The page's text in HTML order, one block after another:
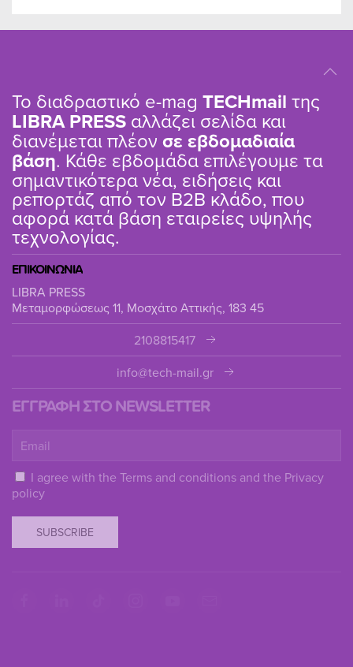
Το διαδραστικό e-mag TΕCHmail της
LIBRA PRESS αλλάζει σελίδα και
διανέμεται πλέον σε εβδομαδιαία
βάση. Κάθε εβδομάδα επιλέγουμε τα
σημαντικότερα νέα, ειδήσεις και
ρεπορτάζ από τον B2B κλάδο, που
αφορά κατά βάση εταιρείες υψηλής
τεχνολογίας.
ΕΠΙΚΟΙΝΩΝΙΑ
LIBRA PRESS
Μεταμορφώσεως 11, Μοσχάτο Αττικής, 183 45
2108815417
info@tech-mail.gr
ΕΓΓΡΑΦΗ ΣΤΟ NEWSLETTER
I agree with the Terms and conditions and the Privacy
policy
SUBSCRIBE